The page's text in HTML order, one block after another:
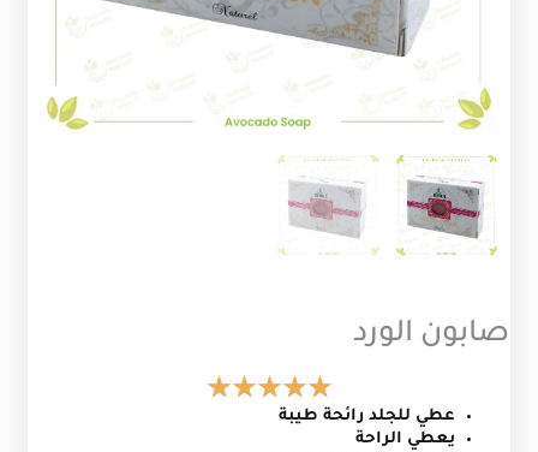
صابون الورد
عطي للجلد رائحة طيبة
يعطي الراحة